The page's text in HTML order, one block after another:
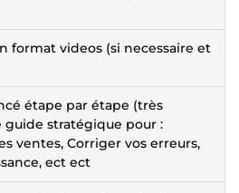
format videos (si necessaire et
étape par étape (très
guide stratégique pour :
ventes, Corriger vos erreurs,
ect ect